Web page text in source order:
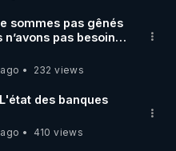
sommes pas gênés
n’avons pas besoin
! #jw
#collegecentral
232 views
des banques
410 views